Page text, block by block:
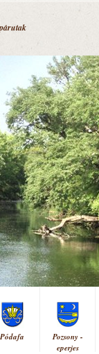
Pódafa
Pozsony -
eperjes